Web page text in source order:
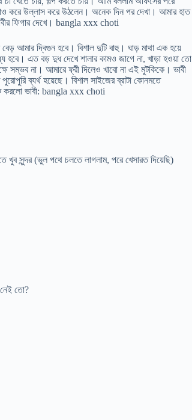
করে উল্লাস করে উঠলেন। অনেক দিন পর দেখা। আমার হাত
ফিগার দেখে। bangla xxx choti
আমার দ্বিগুন হবে। বিশাল দুটি বাহু। ঘাড় মাথা এক হয়ে
হবে। এত বড় দুধ দেখে শালার কামও জাগে না, খাড়া হওয়া তো
সম্ভব না। আমারে ফ্রী দিলেও খাবো না এই মুটকিকে। ভাবী
ব্যর্থ হয়েছে। বিশাল সাইজের ব্রাটা কোনমতে
করলো ভাবী: bangla xxx choti
সুন্দর (ভুল পথে চলতে লাগলাম, পরে খেসারত দিয়েছি)
তো?